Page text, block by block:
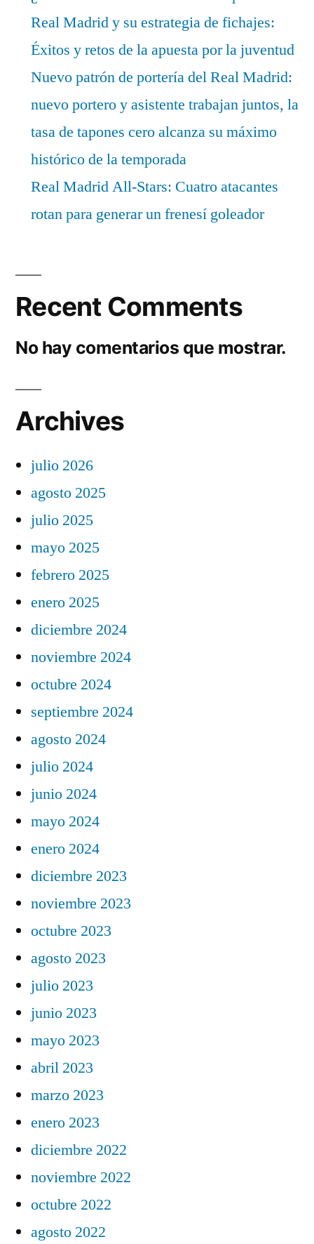
Real Madrid y su estrategia de fichajes:
Éxitos y retos de la apuesta por la juventud
Nuevo patrón de portería del Real Madrid:
nuevo portero y asistente trabajan juntos, la
tasa de tapones cero alcanza su máximo
histórico de la temporada
Real Madrid All-Stars: Cuatro atacantes
rotan para generar un frenesí goleador
Recent Comments
No hay comentarios que mostrar.
Archives
julio 2026
agosto 2025
julio 2025
mayo 2025
febrero 2025
enero 2025
diciembre 2024
noviembre 2024
octubre 2024
septiembre 2024
agosto 2024
julio 2024
junio 2024
mayo 2024
enero 2024
diciembre 2023
noviembre 2023
octubre 2023
agosto 2023
julio 2023
junio 2023
mayo 2023
abril 2023
marzo 2023
enero 2023
diciembre 2022
noviembre 2022
octubre 2022
agosto 2022